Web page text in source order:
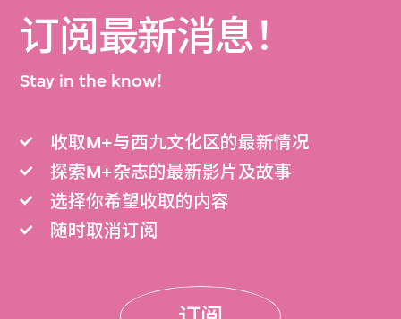
订阅最新消息！
Stay in the know!
收取M+与西九文化区的最新情况
探索M+杂志的最新影片及故事
选择你希望收取的内容
随时取消订阅